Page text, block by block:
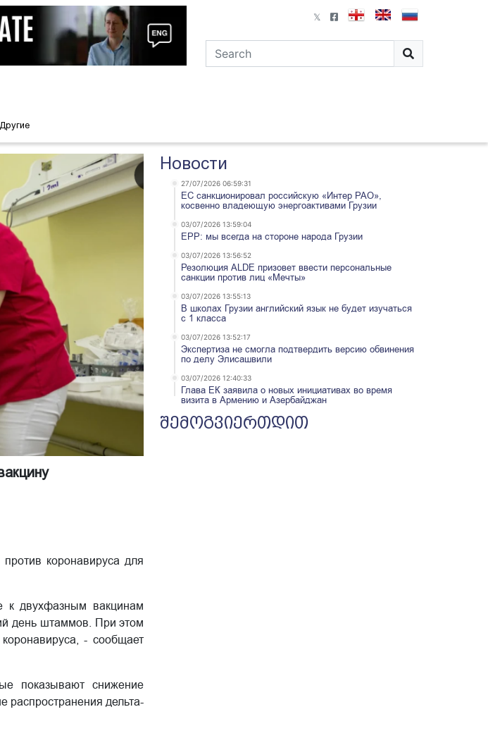
Другие
коронавируса для
к двухфазным вакцинам
день штаммов. При этом
- сообщает
показывают снижение
распространения дельта-
Новости
27/07/2026 06:59:31
ЕС санкционировал российскую «Интер РАО»,
косвенно владеющую энергоактивами Грузии
03/07/2026 13:59:04
EPP: мы всегда на стороне народа Грузии
03/07/2026 13:56:52
Резолюция ALDE призовет ввести персональные
санкции против лиц «Мечты»
03/07/2026 13:55:13
В школах Грузии английский язык не будет изучаться
с 1 класса
03/07/2026 13:52:17
Экспертиза не смогла подтвердить версию обвинения
по делу Элисашвили
03/07/2026 12:40:33
Глава ЕК заявила о новых инициативах во время
визита в Армению и Азербайджан
შემოგვიერთდით